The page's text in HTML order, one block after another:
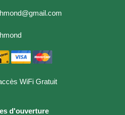
WiFi Gratuit
d'ouverture